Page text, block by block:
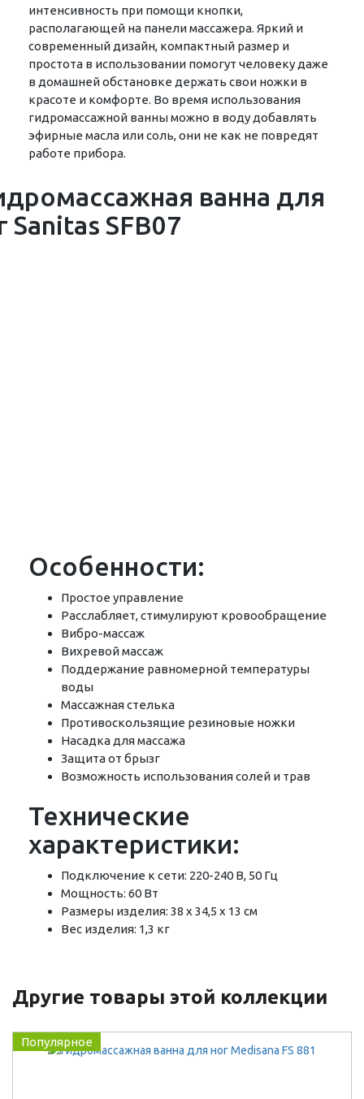
интенсивность при помощи кнопки,
располагающей на панели массажера. Яркий и
современный дизайн, компактный размер и
простота в использовании помогут человеку даже
в домашней обстановке держать свои ножки в
красоте и комфорте. Во время использования
гидромассажной ванны можно в воду добавлять
эфирные масла или соль, они не как не повредят
работе прибора.
Особенности:
Простое управление
Расслабляет, стимулируют кровообращение
Вибро-массаж
Вихревой массаж
Поддержание равномерной температуры
воды
Массажная стелька
Противоскользящие резиновые ножки
Насадка для массажа
Защита от брызг
Возможность использования солей и трав
Технические
характеристики:
Подключение к сети: 220-240 В, 50 Гц
Мощность: 60 Вт
Размеры изделия: 38 х 34,5 х 13 см
Вес изделия: 1,3 кг
Другие товары этой коллекции
Популярное